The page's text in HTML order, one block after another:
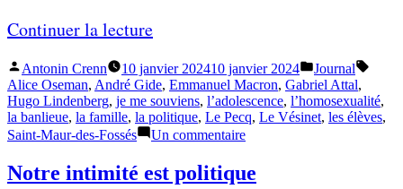
Continuer la lecture«
M
o
n
r
a
Publié
par
Antonin Crenn 10 janvier 202410 janvier 2024
Publié
dans
Journal
Alice Oseman, André Gide, Emmanuel Macron, Gabriel Attal,
Hugo Lindenberg, je me souviens, l’adolescence, l’homosexualité,
la banlieue, la famille, la politique, Le Pecq, Le Vésinet, les élèves,
Saint-Maur-des-Fossés
Un commentairesur
ne
Notre intimité est politique